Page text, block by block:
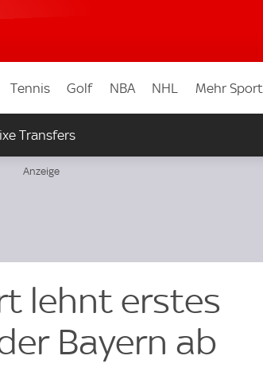
Tennis Golf NBA NHL Mehr Sport
Transfers
lehnt erstes
Bayern ab